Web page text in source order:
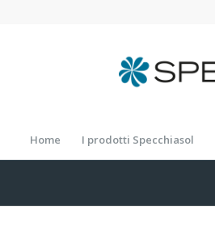
Home I prodotti Specchiasol